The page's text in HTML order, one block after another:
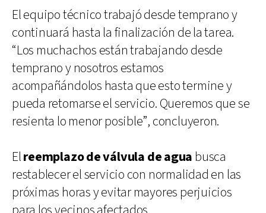
El equipo técnico trabajó desde temprano y
continuará hasta la finalización de la tarea.
“Los muchachos están trabajando desde
temprano y nosotros estamos
acompañándolos hasta que esto termine y
pueda retomarse el servicio. Queremos que se
resienta lo menor posible”, concluyeron.
Elreemplazo de válvula de agua busca
restablecer el servicio con normalidad en las
próximas horas y evitar mayores perjuicios